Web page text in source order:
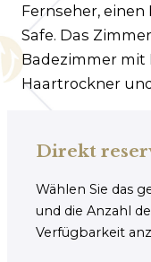
Fernseher,
Safe. Das
Badezimmer mit
Haartrockner
Direkt
Wählen Sie das
und die Anzahl
Verfügbarkeit